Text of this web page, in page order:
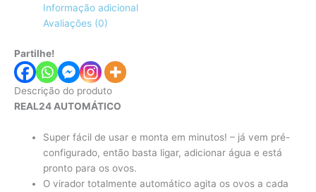
Informação adicional
Avaliações (0)
Partilhe!
Descrição do produto
REAL24 AUTOMÁTICO
Super fácil de usar e monta em minutos! – já vem pré-
configurado, então basta ligar, adicionar água e está
pronto para os ovos.
O virador totalmente automático agita os ovos a cada